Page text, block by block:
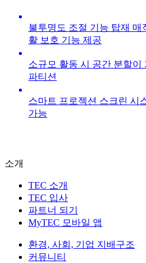
불투명도 조절 기능 탑재 매
활 보호 기능 제공
소규모 활동 시 공간 분할
파티션
스마트 프로젝션 스크린 시
가능
소개
TEC 소개
TEC 입사
파트너 되기
MyTEC 모바일 앱
환경, 사회, 기업 지배구조
커뮤니티